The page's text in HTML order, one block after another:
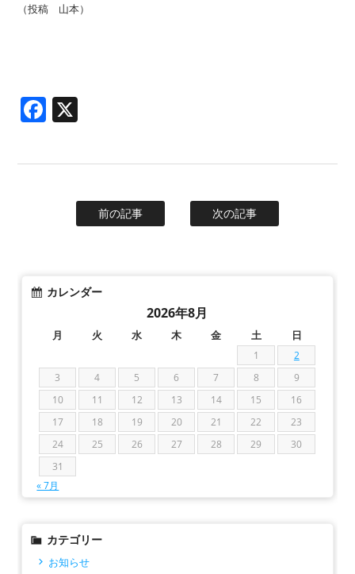
（投稿 山本）
Facebook
前の記事 次の記事
カレンダー
2026年8月
月 火 水 木 金 土 日
1
2
3
4 5 6 7 8
9
10
11 12 13 14 15
16
17
18 19 20 21 22
23
24
25 26 27 28 29
30
31
« 7月
カテゴリー
お知らせ